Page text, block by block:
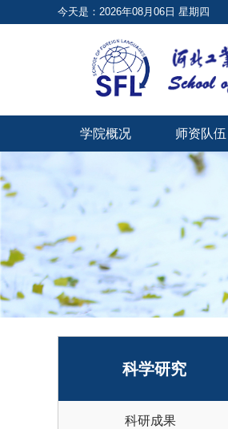
今天是：2026年08月06日 星期四
学院概况 师资队伍
科学研究
科研成果